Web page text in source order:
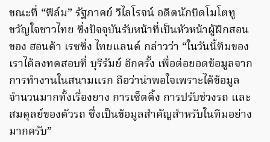
ขณะที่ “ฟิล์ม” รัฐภาคย์ วิไลโรจน์ อดีตนักบิดโมโตทู
ขวัญใจชาวไทย ซึ่งปัจจุบันรับหน้าที่เป็นหัวหน้าผู้ฝึกสอน
ของ ฮอนด้า เรซซิ่ง ไทยแลนด์ กล่าวว่า “ในวันนี้ทีมของ
เราได้ลงทดสอบที่ บุรีรัมย์ อีกครั้ง เพื่อต่อยอดข้อมูลจาก
การทำงานในสนามแรก ถือว่าน่าพอใจเพราะได้ข้อมูล
จำนวนมากทั้งเรื่องยาง การเซ็ตติ้ง การปรับช่วงรถ และ
สมดุลย์ของตัวรถ ซึ่งเป็นข้อมูลสำคัญสำหรับในทีมอย่าง
มากครับ”